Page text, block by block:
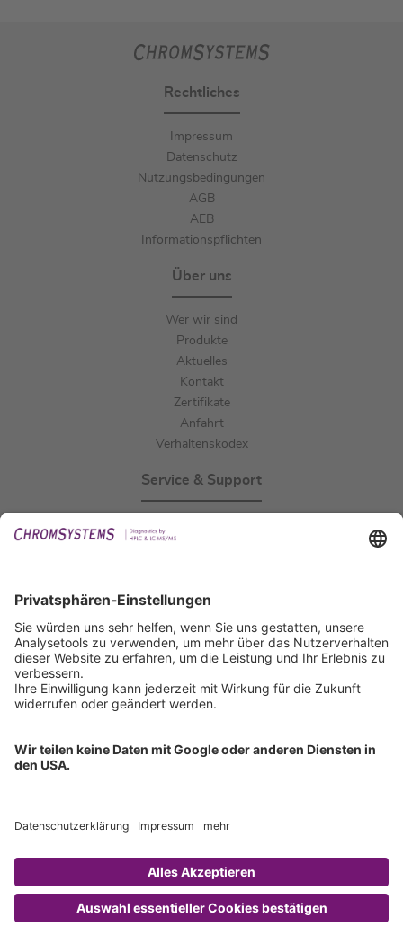
Rechtliches
Impressum
Datenschutz
Nutzungsbedingungen
AGB
AEB
Informationspflichten
Über uns
Wer wir sind
Produkte
Aktuelles
Kontakt
Zertifikate
Anfahrt
Verhaltenskodex
Service & Support
IFU anfordern
Zertifizierungen
ISO 9001 Zertifikat